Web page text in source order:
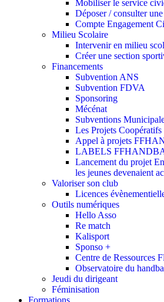
Mobiliser le service
Déposer / consulter
Compte Engagement
Milieu Scolaire
Intervenir en milieu
Créer une section
Financements
Subvention ANS
Subvention FDVA
Sponsoring
Mécénat
Subventions
Les Projets
Appel à projets
LABELS
Lancement du projet
les jeunes devenaient
Valoriser son club
Licences
Outils numériques
Hello Asso
Re match
Kalisport
Sponso +
Centre de Ressources
Observatoire du
Jeudi du dirigeant
Féminisation